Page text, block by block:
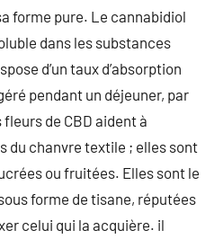
forme pure. Le cannabidiol
dans les substances
d’un taux d’absorption
pendant un déjeuner, par
de CBD aident à
du chanvre textile ; elles sont
ou fruitées. Elles sont le
forme de tisane, réputées
celui qui la acquière. il